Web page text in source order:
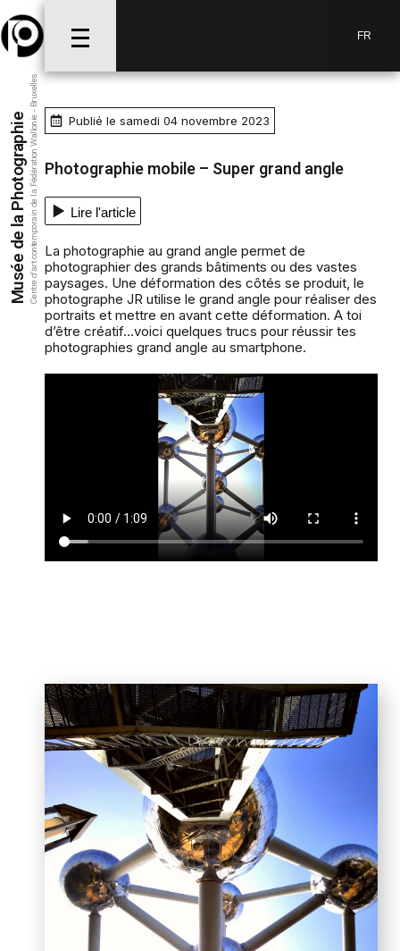
Musée de la PhotographieCentre d’art contemporain de la Fédération Wallonie - Bruxelles
FR
Publié le samedi 04 novembre 2023
Photographie mobile – Super grand angle
Lire l'article
La photographie au grand angle permet de
photographier des grands bâtiments ou des vastes
paysages. Une déformation des côtés se produit, le
photographe JR utilise le grand angle pour réaliser des
portraits et mettre en avant cette déformation. A toi
d’être créatif…voici quelques trucs pour réussir tes
photographies grand angle au smartphone.